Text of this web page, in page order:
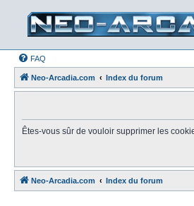
FAQ
Neo-Arcadia.com Index du forum
Êtes-vous sûr de vouloir supprimer les
Neo-Arcadia.com Index du forum